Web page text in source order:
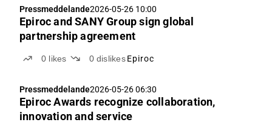
Pressmeddelande2026-05-26 10:00
Epiroc and SANY Group sign global
partnership agreement
0 likes 0 dislikes Epiroc
Pressmeddelande2026-05-26 06:30
Epiroc Awards recognize collaboration,
innovation and service